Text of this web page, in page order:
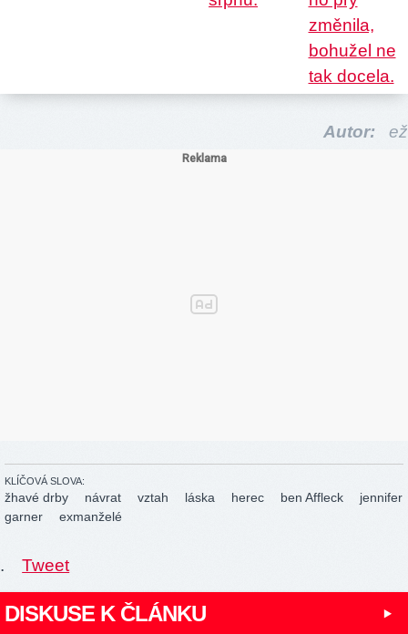
Autor: ež
KLÍČOVÁ SLOVA:
žhavé drby návrat vztah láska herec ben Affleck
jennifer
garner
exmanželé
. Tweet
DISKUSE K ČLÁNKU